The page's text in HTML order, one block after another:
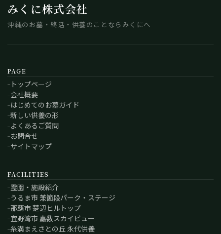
します。
みくに株式会社
沖縄のお墓・終活・供養のことならみくにへ
PAGE
トップページ
会社概要
はじめてのお墓ガイド
新しい供養の形
よくあるご質問
お問合せ
サイトマップ
FACILITIES
霊園・施設紹介
うるま市 兼箇段パーク・ステージ
那覇市 楚辺ヒルトップ
宜野湾市 嘉数スカイビュー
糸満まえさとの丘 永代供養